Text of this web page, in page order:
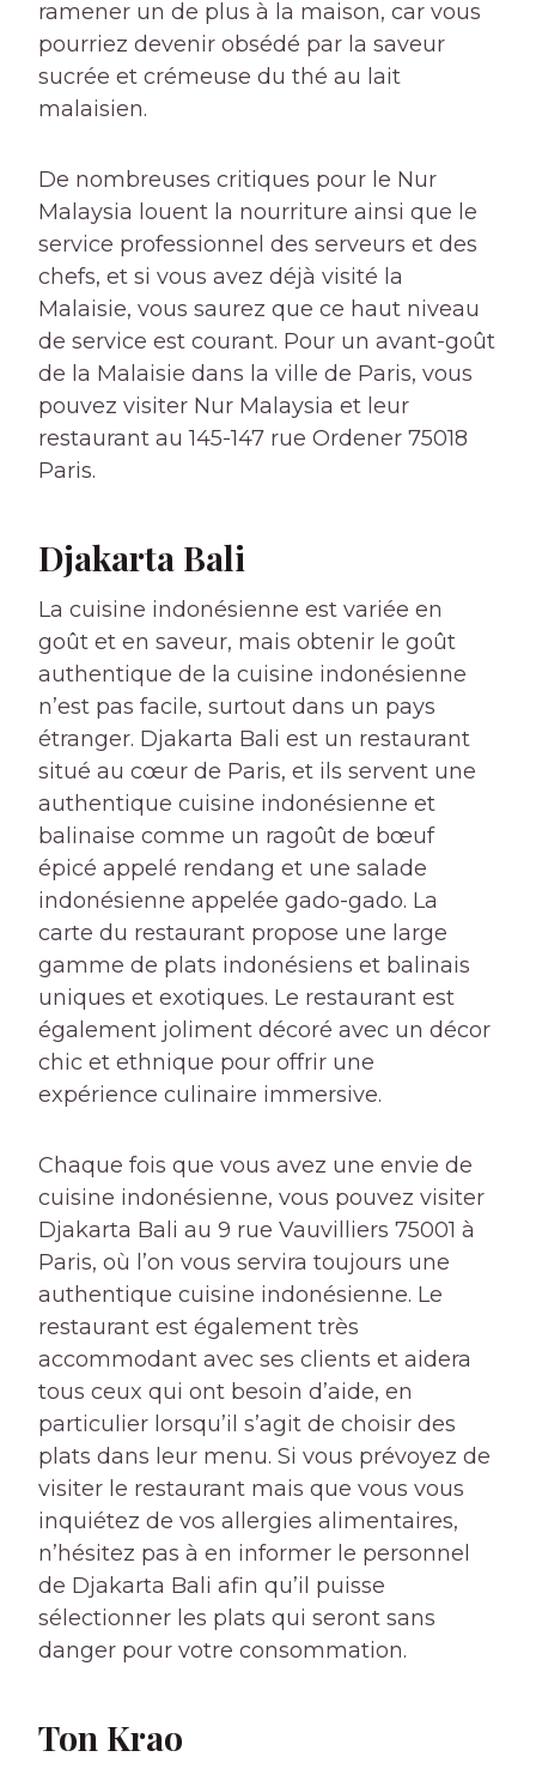
ramener un de plus à la maison, car vous
pourriez devenir obsédé par la saveur
sucrée et crémeuse du thé au lait
malaisien.
De nombreuses critiques pour le Nur
Malaysia louent la nourriture ainsi que le
service professionnel des serveurs et des
chefs, et si vous avez déjà visité la
Malaisie, vous saurez que ce haut niveau
de service est courant. Pour un avant-goût
de la Malaisie dans la ville de Paris, vous
pouvez visiter Nur Malaysia et leur
restaurant au 145-147 rue Ordener 75018
Paris.
Djakarta Bali
La cuisine indonésienne est variée en
goût et en saveur, mais obtenir le goût
authentique de la cuisine indonésienne
n’est pas facile, surtout dans un pays
étranger. Djakarta Bali est un restaurant
situé au cœur de Paris, et ils servent une
authentique cuisine indonésienne et
balinaise comme un ragoût de bœuf
épicé appelé rendang et une salade
indonésienne appelée gado-gado. La
carte du restaurant propose une large
gamme de plats indonésiens et balinais
uniques et exotiques. Le restaurant est
également joliment décoré avec un décor
chic et ethnique pour offrir une
expérience culinaire immersive.
Chaque fois que vous avez une envie de
cuisine indonésienne, vous pouvez visiter
Djakarta Bali au 9 rue Vauvilliers 75001 à
Paris, où l’on vous servira toujours une
authentique cuisine indonésienne. Le
restaurant est également très
accommodant avec ses clients et aidera
tous ceux qui ont besoin d’aide, en
particulier lorsqu’il s’agit de choisir des
plats dans leur menu. Si vous prévoyez de
visiter le restaurant mais que vous vous
inquiétez de vos allergies alimentaires,
n’hésitez pas à en informer le personnel
de Djakarta Bali afin qu’il puisse
sélectionner les plats qui seront sans
danger pour votre consommation.
Ton Krao